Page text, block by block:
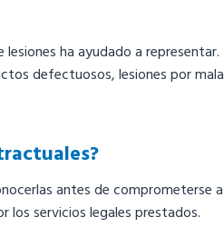
ha ayudado a representar.
defectuosos, lesiones por mala
antes de comprometerse a
los servicios legales prestados.